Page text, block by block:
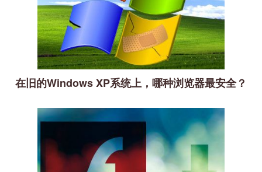
在旧的Windows XP系统上，哪种浏览器最安全？